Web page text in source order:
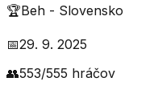
🏆Beh - Slovensko
📅29. 9. 2025
👥553/555 hráčov